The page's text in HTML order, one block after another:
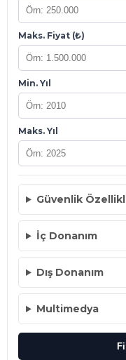
Maks. Fiyat (₺)
Min. Yıl
Maks. Yıl
Güvenlik
İç Donanım
Dış Donanım
Multimedya